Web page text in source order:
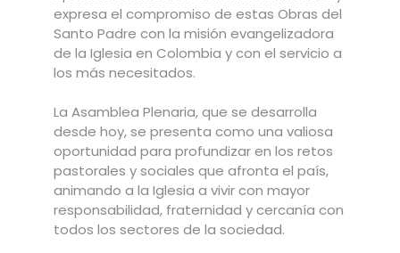
expresa el compromiso de estas Obras del
Santo Padre con la misión evangelizadora
de la Iglesia en Colombia y con el servicio a
los más necesitados.
La Asamblea Plenaria, que se desarrolla
desde hoy, se presenta como una valiosa
oportunidad para profundizar en los retos
pastorales y sociales que afronta el país,
animando a la Iglesia a vivir con mayor
responsabilidad, fraternidad y cercanía con
todos los sectores de la sociedad.